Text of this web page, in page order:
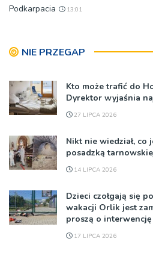
Podkarpacia
13:01
NIE PRZEGAP
Kto może trafić do
Dyrektor wyjaśnia
27 LIPCA 2026
Nikt nie wiedział, co
posadzką
14 LIPCA 2026
Dzieci czołgają się
wakacji Orlik jest
proszą o interwencję
17 LIPCA 2026